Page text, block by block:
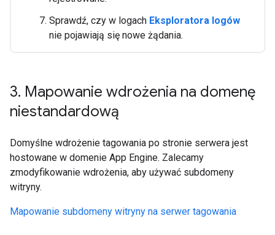
Sprawdź, czy w logach Eksploratora logów
nie pojawiają się nowe żądania.
3. Mapowanie wdrożenia na domenę
niestandardową
Domyślne wdrożenie tagowania po stronie serwera jest
hostowane w domenie App Engine. Zalecamy
zmodyfikowanie wdrożenia, aby używać subdomeny
witryny.
Mapowanie subdomeny witryny na serwer tagowania